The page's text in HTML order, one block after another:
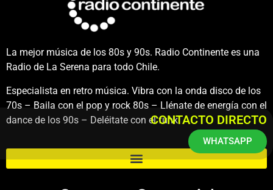
La mejor música de los 80s y 90s. Radio Continente es una
Radio de La Serena para todo Chile.
Especialista en retro música. Vibra con la onda disco de los
70s – Baila con el pop y rock 80s – Llénate de energía con el
dance de los 90s – Deléitate con el funk.CONTACTO DIRECTO
WHATSAPP